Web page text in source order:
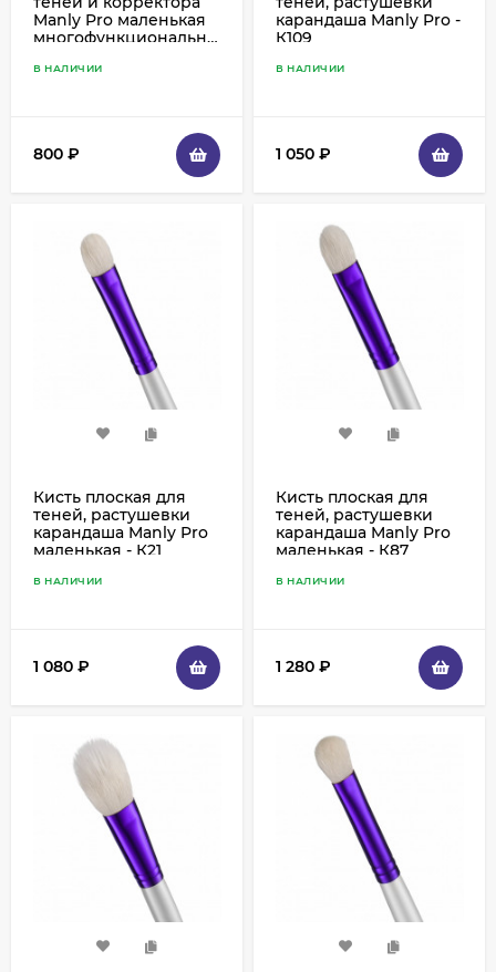
Manly Pro маленькая
многофункциональная
В НАЛИЧИИ
800 ₽
карандаша Manly Pro -
К109
В НАЛИЧИИ
1 050 ₽
Кисть плоская для
теней, растушевки
карандаша Manly Pro
маленькая - К21
В НАЛИЧИИ
1 080 ₽
Кисть плоская для
теней, растушевки
карандаша Manly Pro
маленькая - К87
В НАЛИЧИИ
1 280 ₽